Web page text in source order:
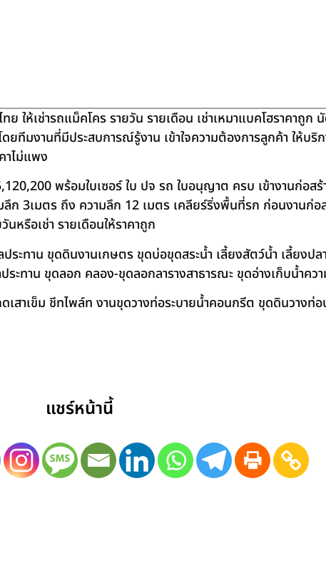
ให้เช่ารถแม็คโคร รายวัน รายเดือน เช่าเหมาแบคโฮราคาถูก
ยทีมงานที่มีประสบการณ์รู้งาน เข้าใจความต้องการลูกค้า ให้บริ
าไม่แพง
พร้อมใบเซอร์ ใบ ปจ รถ ใบอนุญาต ครบ เข้างานก่อส
ลึก 3เมตร ถึง ความลึก 12 เมตร เคลียร์ริ่งพื้นที่รก ก่อนงานก่อ
หรือเช่า รายเดือนให้ราคาถูก
ระทาน ขุดดินงานเกษตร ขุดบ่อขุดสระน้ำ เลี้ยงสัตว์น้ำ เลี้ยงป
ะทาน ขุดลอก คลอง-ขุดลอกลารางสาธารณะ ขุดอ่างเก็บน้ำคว
สาเข็ม ชีทไพล์ท งานขุดวางท่อระบายน้ำคอนกรีต ขุดดินวางท่อ
แชร์หน้านี้